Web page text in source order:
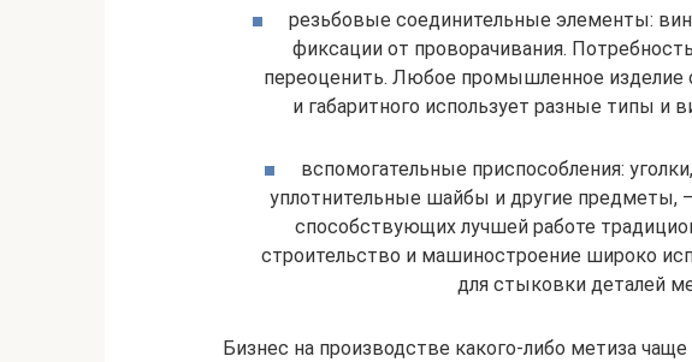
резьбовые соединительные элементы:
фиксации от проворачивания.
переоценить. Любое промышленное изделие
и габаритного использует разные типы и
вспомогательные приспособления:
уплотнительные шайбы и другие предметы,
способствующих лучшей работе
строительство и машиностроение широко
для стыковки деталей
Бизнес на производстве какого-либо метиза